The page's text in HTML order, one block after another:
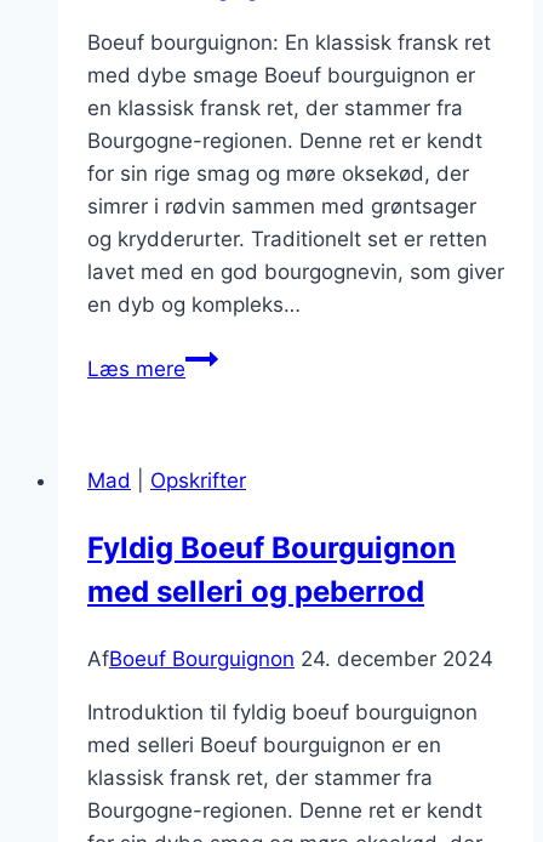
Boeuf bourguignon: En klassisk fransk ret
med dybe smage Boeuf bourguignon er
en klassisk fransk ret, der stammer fra
Bourgogne-regionen. Denne ret er kendt
for sin rige smag og møre oksekød, der
simrer i rødvin sammen med grøntsager
og krydderurter. Traditionelt set er retten
lavet med en god bourgognevin, som giver
en dyb og kompleks…
Læs mereBoeuf
og
Mad Opskrifter
Fyldig Boeuf Bourguignon
med selleri og peberrod
AfBoeuf Bourguignon 24. december 2024
Introduktion til fyldig boeuf bourguignon
med selleri Boeuf bourguignon er en
klassisk fransk ret, der stammer fra
Bourgogne-regionen. Denne ret er kendt